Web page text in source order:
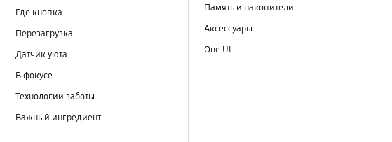
Где кнопка
Перезагрузка
Датчик уюта
В фокусе
Технологии заботы
Важный ингредиент
Память и накопители
Аксессуары
One UI